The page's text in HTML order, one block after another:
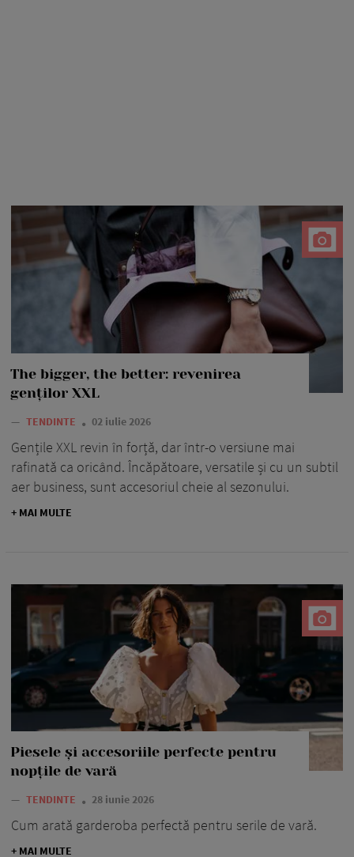
The bigger, the better: revenirea
genților XXL
— TENDINTE 02 iulie 2026
Gențile XXL revin în forță, dar într-o versiune mai
rafinată ca oricând. Încăpătoare, versatile și cu un subtil
aer business, sunt accesoriul cheie al sezonului.
+ MAI MULTE
Piesele și accesoriile perfecte pentru
nopțile de vară
— TENDINTE 28 iunie 2026
Cum arată garderoba perfectă pentru serile de vară.
+ MAI MULTE